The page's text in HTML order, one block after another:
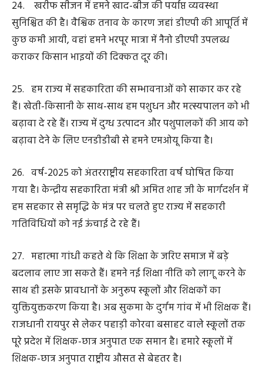
31. छत्तीसगढ़ में आईटी और एआई क्रांति दस्तक दे चुकी है। हम
नवा रायपुर को सेंट्रल इंडिया की सिलिकॉन वैली के रूप में तैयार
कर रहे हैं। नवा रायपुर में नेशनल इंस्टीट्यूट आफ इलेक्ट्रॉनिक्स एंड
का बड़ा टैलेंट पूल यहां तैयार होगा।
32. हम जॉब मार्केट की जरूरत के मुताबिक वर्क फोर्स तैयार कर
रहे हैं। प्रदेश के युवाओं को कौशलयुक्त बनाने के लिए स्किल इंडिया
सेंटर आफ एक्सीलेंस आरंभ कर रहे हैं। हम जनजातीय बहुल बस्तर
संभाग के सभी 32 विकासखंडों में, कौशल विकास केन्द्र के माध्यम
से युवाओं को विभिन्न व्यवसायों का प्रशिक्षण दे रहे हैं।
वंचित समुदायों को सशक्त करने हमने एमओयू किया है। यह संस्था
कौशल विकास को बढ़ावा देने का काम करेगी। युवाओं के कौशल
विकास के साथ ही उन्हें विदेशी भाषाओं का भी प्रशिक्षण दिया
जाएगा ताकि हमारे युवाओं को विदेशों में भी रोजगार के अवसर
मिल सकें।
34. स्टार्टअप को बढ़ावा देने के लिए हमने नई स्टार्टअप नीति